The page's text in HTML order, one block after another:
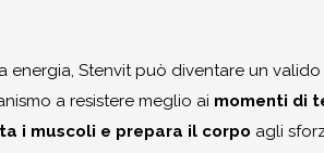
energia, Stenvit può diventare un
a resistere meglio ai momenti di
i muscoli e prepara il corpo agli